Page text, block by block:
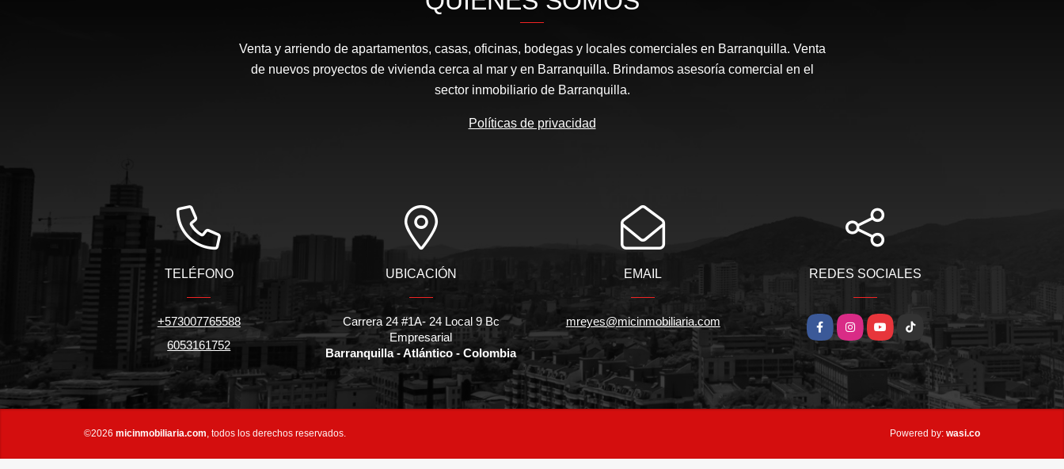
Venta y arriendo de apartamentos, casas, oficinas, bodegas y locales comerciales en Barranquilla. Venta
de nuevos proyectos de vivienda cerca al mar y en Barranquilla. Brindamos asesoría comercial en el
sector inmobiliario de Barranquilla.
Políticas de privacidad
TELÉFONO
+573007765588
6053161752
UBICACIÓN
Carrera 24 #1A- 24 Local 9 Bc
Empresarial
Barranquilla - Atlántico - Colombia
EMAIL
mreyes@micinmobiliaria.com
REDES SOCIALES
FacebookInstagramYouTubeTikTok
©2026 micinmobiliaria.com, todos los derechos reservados. Powered by: wasi.co